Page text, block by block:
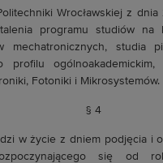
Wrocławskiej z
programu studiów na
mechatronicznych, studia
profilu
Fotoniki i Mikrosystemów.
§ 4
w życie z dniem podjęcia i
się od